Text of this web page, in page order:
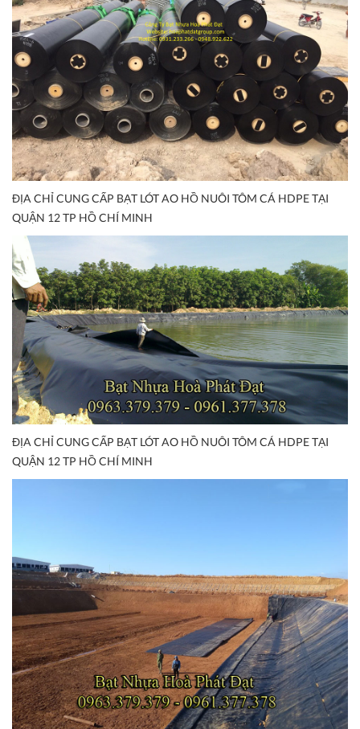
ĐỊA CHỈ CUNG CẤP BẠT LÓT AO HỒ NUÔI TÔM CÁ HDPE TẠI
QUẬN 12 TP HỒ CHÍ MINH
ĐỊA CHỈ CUNG CẤP BẠT LÓT AO HỒ NUÔI TÔM CÁ HDPE TẠI
QUẬN 12 TP HỒ CHÍ MINH